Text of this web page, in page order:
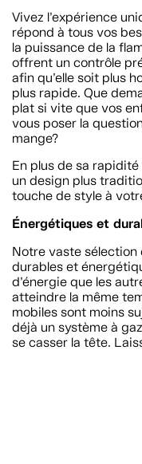
Vivez l’expérience
répond à tous vos
la puissance de la
offrent un contrôle
afin qu’elle soit plus
plus rapide. Que
plat si vite que vos
vous poser la
mange?
En plus de sa
un design plus
touche de style à
Énergétiques et
Notre vaste sélection
durables et
d’énergie que les
atteindre la même
mobiles sont moins
déjà un système à
se casser la tête.